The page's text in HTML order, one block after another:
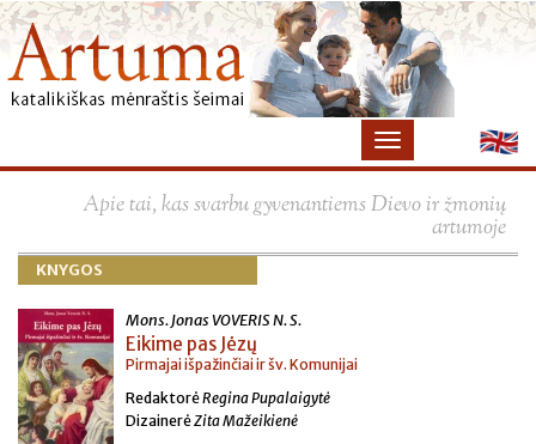
Apie tai, kas svarbu gyvenantiems Dievo ir žmonių
artumoje
KNYGOS
Mons. Jonas VOVERIS N. S.
Eikime pas Jėzų
Pirmajai išpažinčiai ir šv. Komunijai
RedaktorėRegina Pupalaigytė
DizainerėZita Mažeikienė
×